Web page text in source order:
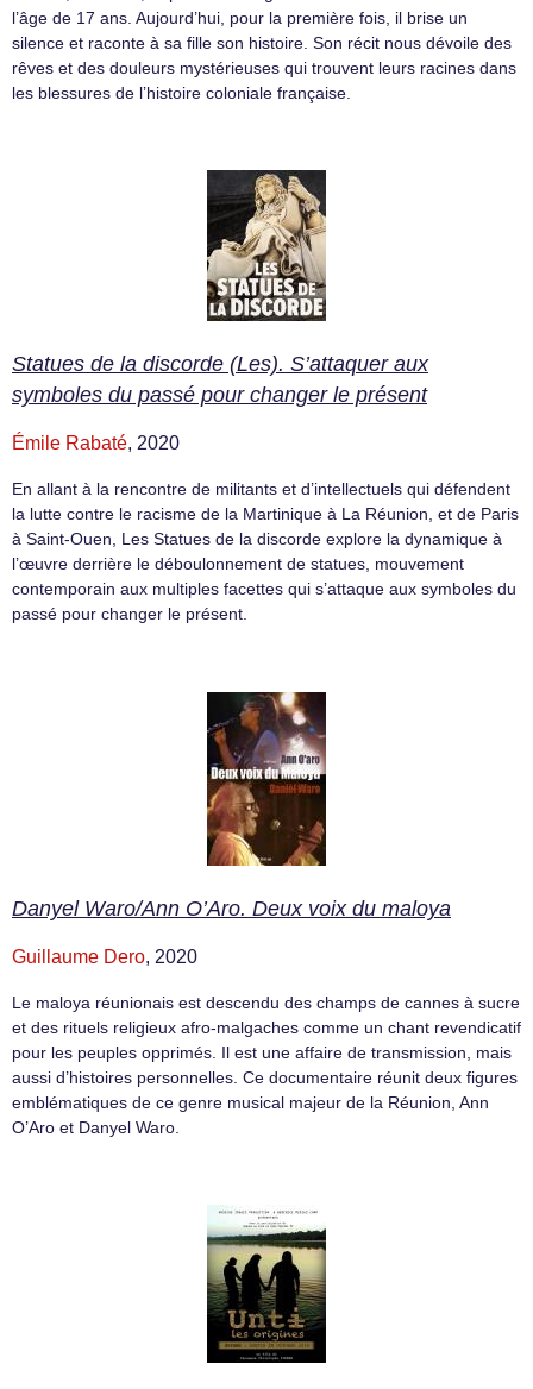
l’âge de 17 ans. Aujourd’hui, pour la première fois, il brise un
silence et raconte à sa fille son histoire. Son récit nous dévoile des
rêves et des douleurs mystérieuses qui trouvent leurs racines dans
les blessures de l’histoire coloniale française.
Statues de la discorde (Les). S’attaquer aux
symboles du passé pour changer le présent
Émile Rabaté, 2020
En allant à la rencontre de militants et d’intellectuels qui défendent
la lutte contre le racisme de la Martinique à La Réunion, et de Paris
à Saint-Ouen, Les Statues de la discorde explore la dynamique à
l’œuvre derrière le déboulonnement de statues, mouvement
contemporain aux multiples facettes qui s’attaque aux symboles du
passé pour changer le présent.
Danyel Waro/Ann O’Aro. Deux voix du maloya
Guillaume Dero, 2020
Le maloya réunionais est descendu des champs de cannes à sucre
et des rituels religieux afro-malgaches comme un chant revendicatif
pour les peuples opprimés. Il est une affaire de transmission, mais
aussi d’histoires personnelles. Ce documentaire réunit deux figures
emblématiques de ce genre musical majeur de la Réunion, Ann
O’Aro et Danyel Waro.